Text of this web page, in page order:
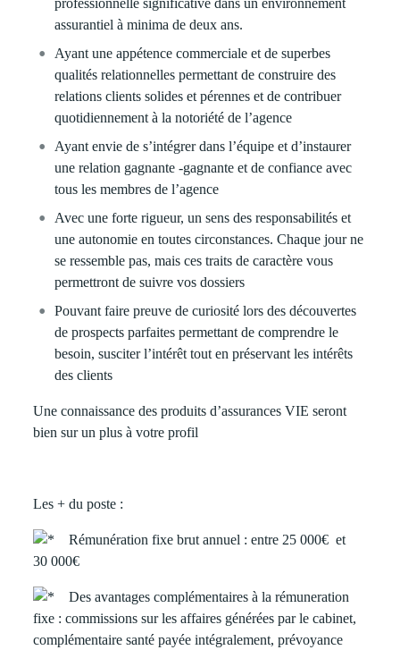
professionnelle significative dans un environnement
assurantiel à minima de deux ans.
Ayant une appétence commerciale et de superbes
qualités relationnelles permettant de construire des
relations clients solides et pérennes et de contribuer
quotidiennement à la notoriété de l’agence
Ayant envie de s’intégrer dans l’équipe et d’instaurer
une relation gagnante -gagnante et de confiance avec
tous les membres de l’agence
Avec une forte rigueur, un sens des responsabilités et
une autonomie en toutes circonstances. Chaque jour ne
se ressemble pas, mais ces traits de caractère vous
permettront de suivre vos dossiers
Pouvant faire preuve de curiosité lors des découvertes
de prospects parfaites permettant de comprendre le
besoin, susciter l’intérêt tout en préservant les intérêts
des clients
Une connaissance des produits d’assurances VIE seront
bien sur un plus à votre profil
Les + du poste :
Rémunération fixe brut annuel : entre 25 000€ et
30 000€
Des avantages complémentaires à la rémuneration
fixe : commissions sur les affaires générées par le cabinet,
complémentaire santé payée intégralement, prévoyance